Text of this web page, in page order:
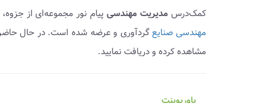
کمک‌درس مدیریت مهندسیپیام نور مجموعه‌ای از
مهندسی صنایعگردآوری و عرضه شده است. در حال
مشاهده کرده و دریافت نمایید.